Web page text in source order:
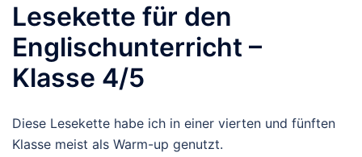
Lesekette für den
Englischunterricht –
Klasse 4/5
Diese Lesekette habe ich in einer vierten und fünften
Klasse meist als Warm-up genutzt.